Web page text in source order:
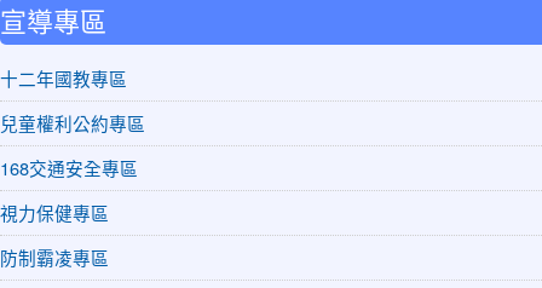
宣導專區
十二年國教專區
兒童權利公約專區
168交通安全專區
視力保健專區
防制霸凌專區